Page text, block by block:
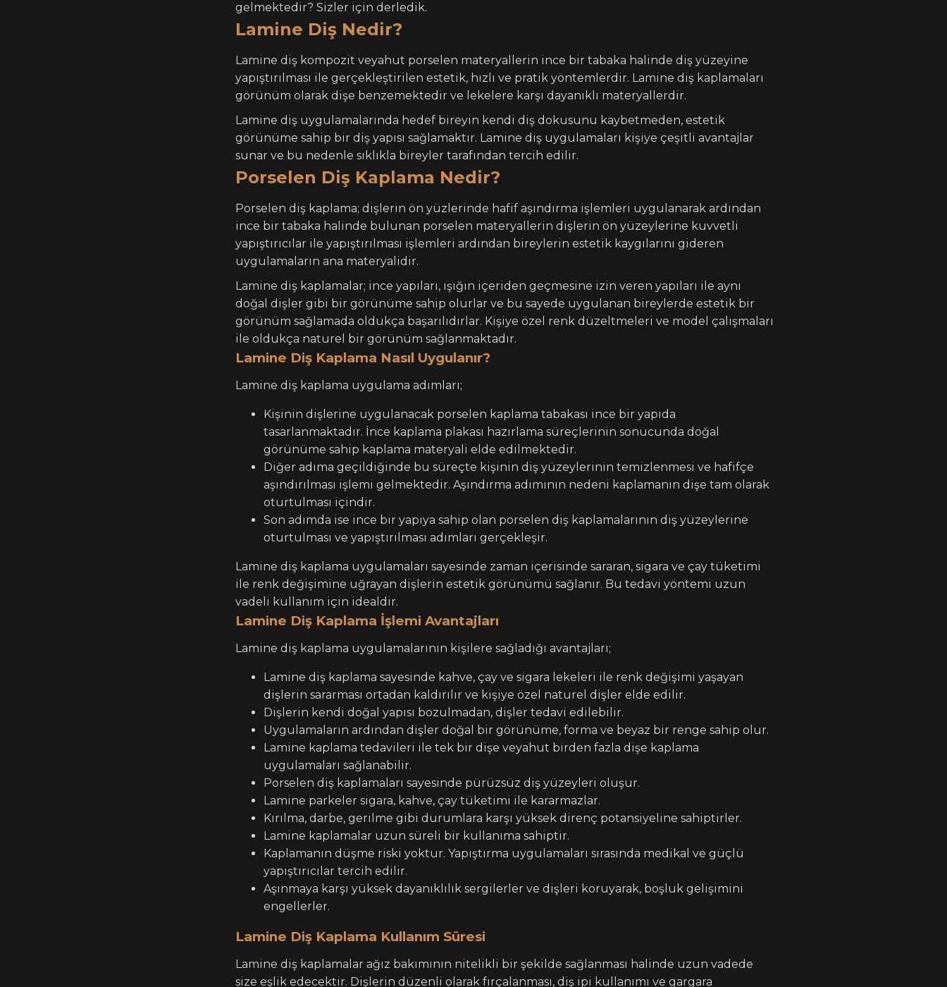
gelmektedir? Sizler için derledik.
Lamine Diş Nedir?
Lamine diş kompozit veyahut porselen materyallerin ince bir tabaka halinde diş yüzeyine
yapıştırılması ile gerçekleştirilen estetik, hızlı ve pratik yöntemlerdir. Lamine diş kaplamaları
görünüm olarak dişe benzemektedir ve lekelere karşı dayanıklı materyallerdir.
Lamine diş uygulamalarında hedef bireyin kendi diş dokusunu kaybetmeden, estetik
görünüme sahip bir diş yapısı sağlamaktır. Lamine diş uygulamaları kişiye çeşitli avantajlar
sunar ve bu nedenle sıklıkla bireyler tarafından tercih edilir.
Porselen Diş Kaplama Nedir?
Porselen diş kaplama; dişlerin ön yüzlerinde hafif aşındırma işlemleri uygulanarak ardından
ince bir tabaka halinde bulunan porselen materyallerin dişlerin ön yüzeylerine kuvvetli
yapıştırıcılar ile yapıştırılması işlemleri ardından bireylerin estetik kaygılarını gideren
uygulamaların ana materyalidir.
Lamine diş kaplamalar; ince yapıları, ışığın içeriden geçmesine izin veren yapıları ile aynı
doğal dişler gibi bir görünüme sahip olurlar ve bu sayede uygulanan bireylerde estetik bir
görünüm sağlamada oldukça başarılıdırlar. Kişiye özel renk düzeltmeleri ve model çalışmaları
ile oldukça naturel bir görünüm sağlanmaktadır.
Lamine Diş Kaplama Nasıl Uygulanır?
Lamine diş kaplama uygulama adımları;
Kişinin dişlerine uygulanacak porselen kaplama tabakası ince bir yapıda
tasarlanmaktadır. İnce kaplama plakası hazırlama süreçlerinin sonucunda doğal
görünüme sahip kaplama materyali elde edilmektedir.
Diğer adıma geçildiğinde bu süreçte kişinin diş yüzeylerinin temizlenmesi ve hafifçe
aşındırılması işlemi gelmektedir. Aşındırma adımının nedeni kaplamanın dişe tam olarak
oturtulması içindir.
Son adımda ise ince bir yapıya sahip olan porselen diş kaplamalarının diş yüzeylerine
oturtulması ve yapıştırılması adımları gerçekleşir.
Lamine diş kaplama uygulamaları sayesinde zaman içerisinde sararan, sigara ve çay tüketimi
ile renk değişimine uğrayan dişlerin estetik görünümü sağlanır. Bu tedavi yöntemi uzun
vadeli kullanım için idealdir.
Lamine Diş Kaplama İşlemi Avantajları
Lamine diş kaplama uygulamalarının kişilere sağladığı avantajları;
Lamine diş kaplama sayesinde kahve, çay ve sigara lekeleri ile renk değişimi yaşayan
dişlerin sararması ortadan kaldırılır ve kişiye özel naturel dişler elde edilir.
Dişlerin kendi doğal yapısı bozulmadan, dişler tedavi edilebilir.
Uygulamaların ardından dişler doğal bir görünüme, forma ve beyaz bir renge sahip olur.
Lamine kaplama tedavileri ile tek bir dişe veyahut birden fazla dişe kaplama
uygulamaları sağlanabilir.
Porselen diş kaplamaları sayesinde pürüzsüz diş yüzeyleri oluşur.
Lamine parkeler sigara, kahve, çay tüketimi ile kararmazlar.
Kırılma, darbe, gerilme gibi durumlara karşı yüksek direnç potansiyeline sahiptirler.
Lamine kaplamalar uzun süreli bir kullanıma sahiptir.
Kaplamanın düşme riski yoktur. Yapıştırma uygulamaları sırasında medikal ve güçlü
yapıştırıcılar tercih edilir.
Aşınmaya karşı yüksek dayanıklılık sergilerler ve dişleri koruyarak, boşluk gelişimini
engellerler.
Lamine Diş Kaplama Kullanım Süresi
Lamine diş kaplamalar ağız bakımının nitelikli bir şekilde sağlanması halinde uzun vadede
size eşlik edecektir. Dişlerin düzenli olarak fırçalanması, diş ipi kullanımı ve gargara